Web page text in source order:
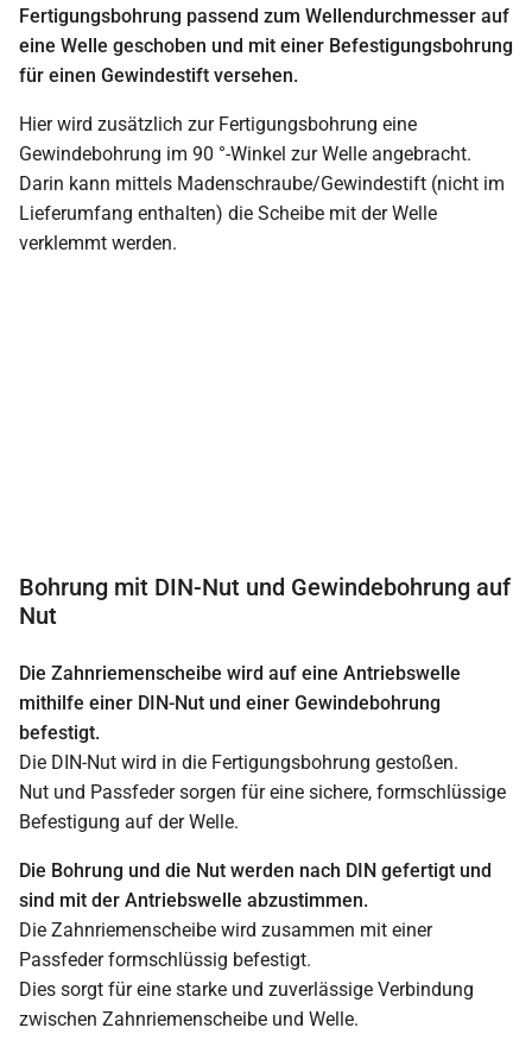
Fertigungsbohrung passend zum Wellendurchmesser auf
eine Welle geschoben und mit einer Befestigungsbohrung
für einen Gewindestift versehen.
Hier wird zusätzlich zur Fertigungsbohrung eine
Gewindebohrung im 90 °-Winkel zur Welle angebracht.
Darin kann mittels Madenschraube/Gewindestift (nicht im
Lieferumfang enthalten) die Scheibe mit der Welle
verklemmt werden.
Bohrung mit DIN-Nut und Gewindebohrung auf
Nut
Die Zahnriemenscheibe wird auf eine Antriebswelle
mithilfe einer DIN-Nut und einer Gewindebohrung
befestigt.
Die DIN-Nut wird in die Fertigungsbohrung gestoßen.
Nut und Passfeder sorgen für eine sichere, formschlüssige
Befestigung auf der Welle.
Die Bohrung und die Nut werden nach DIN gefertigt und
sind mit der Antriebswelle abzustimmen.
Die Zahnriemenscheibe wird zusammen mit einer
Passfeder formschlüssig befestigt.
Dies sorgt für eine starke und zuverlässige Verbindung
zwischen Zahnriemenscheibe und Welle.